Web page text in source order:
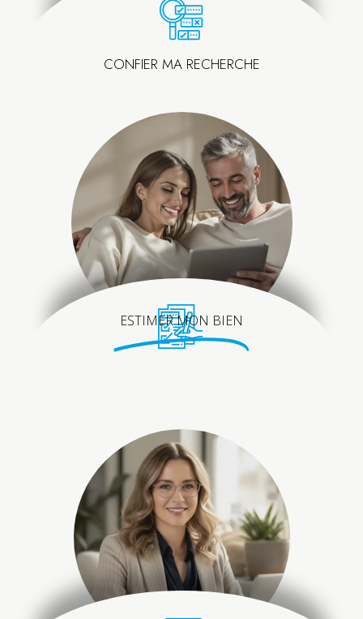
CONFIER MA RECHERCHE
ESTIMER MON BIEN